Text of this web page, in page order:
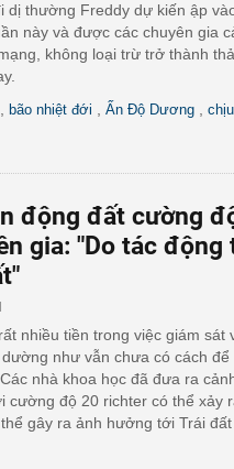
dị thường Freddy dự kiến ập
này và được các chuyên gia
không loại trừ trở thành
bão nhiệt đới Ấn Độ Dương
động đất cường
gia: "Do tác động
nhiều tiền trong việc giám sát
như vẫn chưa có cách để
nhà khoa học đã đưa ra
cường độ 20 richter có thể xảy
gây ra ảnh hưởng tới Trái đất